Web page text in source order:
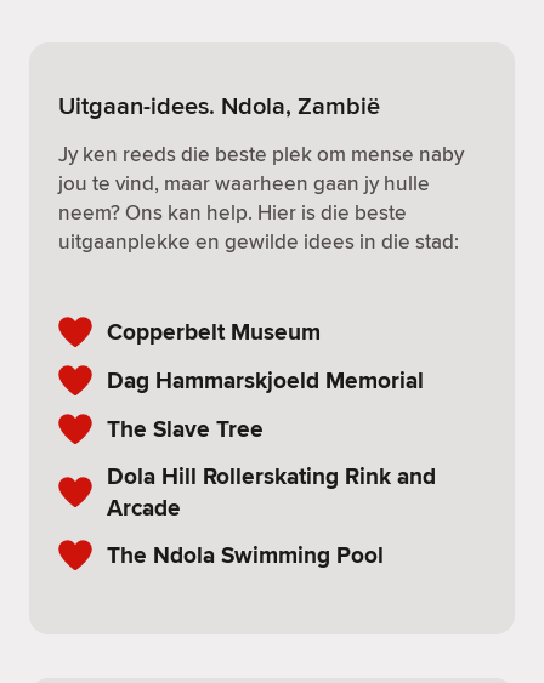
Uitgaan-idees. Ndola, Zambië
Jy ken reeds die beste plek om mense naby
jou te vind, maar waarheen gaan jy hulle
neem? Ons kan help. Hier is die beste
uitgaanplekke en gewilde idees in die stad:
Copperbelt Museum
Dag Hammarskjoeld Memorial
The Slave Tree
Dola Hill Rollerskating Rink and
Arcade
The Ndola Swimming Pool